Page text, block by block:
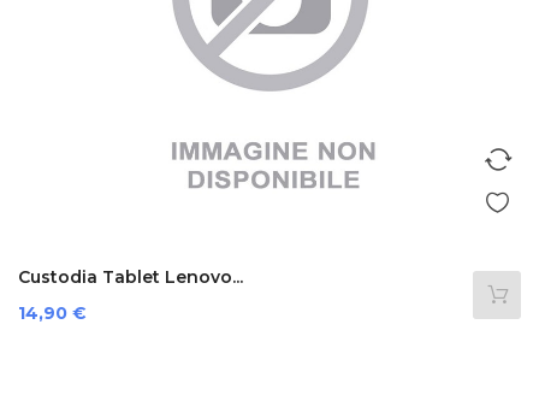
Custodia Tablet Lenovo...
Prezzo
14,90 €